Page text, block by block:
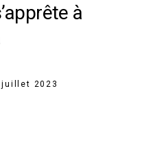
à
juillet 2023